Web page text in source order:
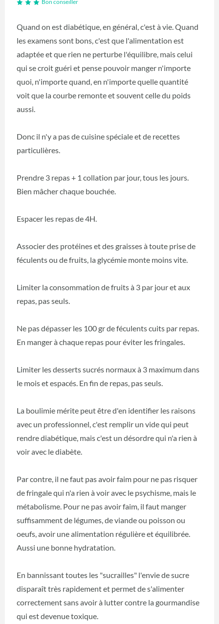
Bon conseiller
Quand on est diabétique, en général, c'est à vie. Quand
les examens sont bons, c'est que l'alimentation est
adaptée et que rien ne perturbe l'équilibre, mais celui
qui se croit guéri et pense pouvoir manger n'importe
quoi, n'importe quand, en n'importe quelle quantité
voit que la courbe remonte et souvent celle du poids
aussi.
Donc il n'y a pas de cuisine spéciale et de recettes
particulières.
Prendre 3 repas + 1 collation par jour, tous les jours.
Bien mâcher chaque bouchée.
Espacer les repas de 4H.
Associer des protéines et des graisses à toute prise de
féculents ou de fruits, la glycémie monte moins vite.
Limiter la consommation de fruits à 3 par jour et aux
repas, pas seuls.
Ne pas dépasser les 100 gr de féculents cuits par repas.
En manger à chaque repas pour éviter les fringales.
Limiter les desserts sucrés normaux à 3 maximum dans
le mois et espacés. En fin de repas, pas seuls.
La boulimie mérite peut être d'en identifier les raisons
avec un professionnel, c'est remplir un vide qui peut
rendre diabétique, mais c'est un désordre qui n'a rien à
voir avec le diabète.
Par contre, il ne faut pas avoir faim pour ne pas risquer
de fringale qui n'a rien à voir avec le psychisme, mais le
métabolisme. Pour ne pas avoir faim, il faut manger
suffisamment de légumes, de viande ou poisson ou
oeufs, avoir une alimentation régulière et équilibrée.
Aussi une bonne hydratation.
En bannissant toutes les "sucrailles" l'envie de sucre
disparaît très rapidement et permet de s'alimenter
correctement sans avoir à lutter contre la gourmandise
qui est devenue toxique.